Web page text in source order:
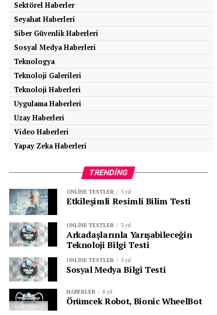
ETIKETLER: ABD
ENERJI
MERCEDES-BENZ NISSAN
OTOMOBIL
OTOMOTIV
TESLA
SONRAKI
Hyundai TikTok Yüzünden 9 Milyon Kişiye
Ödeme Yapacak
ÖNCEKI
Elon Musk’tan Reklam Güncellemesi
Sektörel Haberler
Seyahat Haberleri
Siber Güvenlik Haberleri
Sosyal Medya Haberleri
Teknologya
Teknoloji Galerileri
Teknoloji Haberleri
Uygulama Haberleri
Uzay Haberleri
Video Haberleri
Yapay Zeka Haberleri
TRENDING
ONLINE TESTLER 3 yıl
Etkileşimli Resimli Bilim Testi
ONLINE TESTLER 3 yıl
Arkadaşlarınla Yarışabileceğin
Teknoloji Bilgi Testi
ONLINE TESTLER 3 yıl
Sosyal Medya Bilgi Testi
HABERLER 8 yıl
Örümcek Robot, Bionic WheelBot